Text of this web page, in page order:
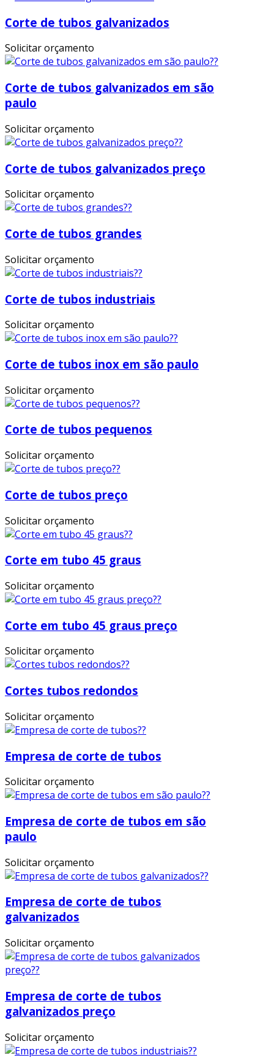
Corte de tubos galvanizados
Solicitar orçamento
Corte de tubos galvanizados em são
paulo
Solicitar orçamento
Corte de tubos galvanizados preço
Solicitar orçamento
Corte de tubos grandes
Solicitar orçamento
Corte de tubos industriais
Solicitar orçamento
Corte de tubos inox em são paulo
Solicitar orçamento
Corte de tubos pequenos
Solicitar orçamento
Corte de tubos preço
Solicitar orçamento
Corte em tubo 45 graus
Solicitar orçamento
Corte em tubo 45 graus preço
Solicitar orçamento
Cortes tubos redondos
Solicitar orçamento
Empresa de corte de tubos
Solicitar orçamento
Empresa de corte de tubos em são
paulo
Solicitar orçamento
Empresa de corte de tubos
galvanizados
Solicitar orçamento
Empresa de corte de tubos
galvanizados preço
Solicitar orçamento